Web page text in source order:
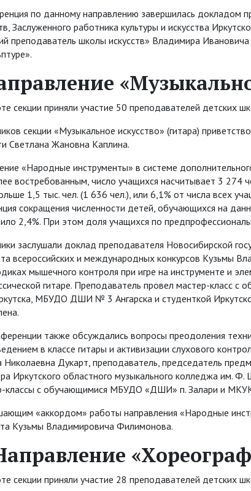
по данному направлению завершилась докладом
Заслуженного работника культуры и искусства
преподаватель школы искусств» Владимира
секции приняли участие 50 преподавателей детских
секции «Музыкальное искусство» (гитара)
Светлана Жановна Каплина.
«Народные инструменты» в системе
востребованным, число учащихся насчитывает 3 274
1,5 тыс. чел. (1 636 чел.), или 6,1% от числа всех
сокращения численности детей, обучающихся на
2,4%. При этом доля учащихся по
заслушали доклад преподавателя Новосибирской
всероссийских и международных конкурсов Кузьмы
мышечного контроля при игре на инструменте и
гитаре. Преподаватель провел мастер-
МБУДО ДШИ № 3 Ангарска и студенткой
также обсуждались вопросы преодоления
в классе гитары и активизации слухового
Николаевна Дукарт, преподаватель, председатель
Иркутского областного музыкального колледжа им.
классы с обучающимися МБУДО «ДШИ» п. Залари и
«аккордом» работы направления «Народные
Кузьмы Владимировича Филимонова.
секции приняли участие 28 преподавателей детских